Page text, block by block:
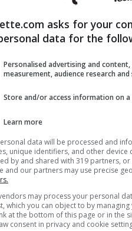
riposo della carne
baroloe l’aceto balsamico di
bassa fate sobbollire il
il fuoco. In una padella
a fiamma alta, la carne
gli odori, partendo dal
lecipolline di Tropeaintere
un pizzico di sale le
asks for your
data for the
Personalised advertising and
measurement, audience research
Store and/or access information on a
Learn more
data will be processed and
unique identifiers, and other device
by and shared with 319 partners,
and our partners may use precise
may process your personal
which you can object to by
at the bottom of this page or in the
consent in privacy and cookie